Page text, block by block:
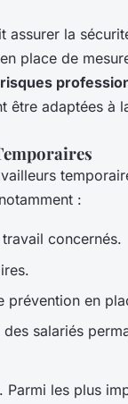
assurer la
place de
risques
être adaptées à
:
concernés.
prévention en
salariés
les plus